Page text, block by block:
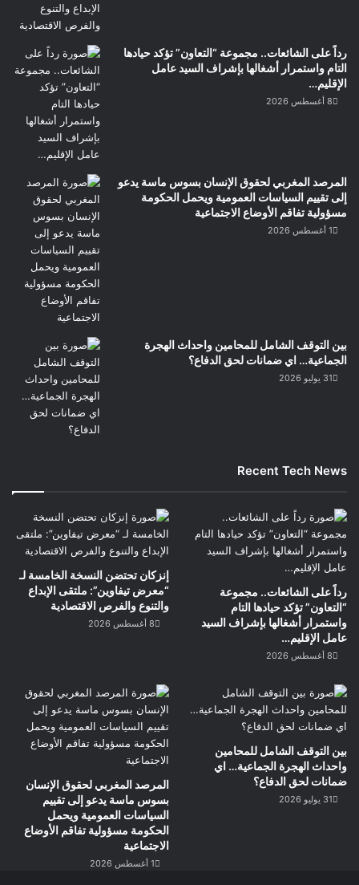
رداً على الشائعات.. مجموعة “التعاون” تؤكد حيادها
التام واستمرار أشغالها بإشراف السيد عامل
الإقليم…
8 أغسطس 2026
المرصد المغربي لحقوق الإنسان بسوس ماسة يدعو
إلى تقييم السياسات العمومية ويحمل الحكومة
مسؤولية تفاقم الأوضاع الاجتماعية
1 أغسطس 2026
بين التوقف الشامل للمحامين واحداث الهجرة
الجماعية… اي ضمانات لحق الدفاع؟
31 يوليو 2026
Recent Tech News
إنزكان تحتضن النسخة الخامسة لـ
“معرض تيفاوين”: ملتقى الإبداع
والتنوع والفرص الاقتصادية
8 أغسطس 2026
رداً على الشائعات.. مجموعة
“التعاون” تؤكد حيادها التام
واستمرار أشغالها بإشراف السيد
عامل الإقليم…
8 أغسطس 2026
المرصد المغربي لحقوق الإنسان
بسوس ماسة يدعو إلى تقييم
السياسات العمومية ويحمل
الحكومة مسؤولية تفاقم الأوضاع
الاجتماعية
1 أغسطس 2026
بين التوقف الشامل للمحامين
واحداث الهجرة الجماعية… اي
ضمانات لحق الدفاع؟
31 يوليو 2026